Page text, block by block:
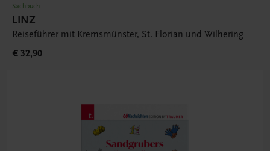
Sachbuch
LINZ
Reiseführer mit Kremsmünster, St. Florian und Wilhering
€ 32,90